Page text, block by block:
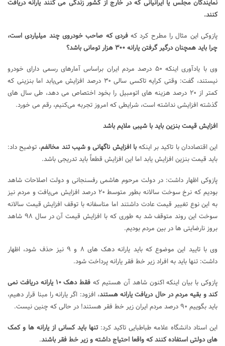
نمایندگان مجلس یا ایرانیانی که در خارج از کشور زندگی می کنند یارانه دریافت
کنند.
پازوکی این مثال را مطرح کرد کهفردی که صاحب خودروی چند میلیاردی است،
چرا باید همچنان درگیر گرفتن یارانه ۳۰۰ هزار تومانی باشد؟
وی با یادآوری اینکه ۵۰ درصد مردم ایران براساس آمارهای رسمی دارای خودرو
نیستند، گفت: وقتی کرایه تاکسی سالی ۳۰ درصد افزایش می‌یابد اما بنزینی که
کمتر از ۲۰ درصد هزینه های اتومبیل را بخود اختصاص می دهد، طی سال های
گذشته افزایشی نداشته است، شرایطی که امروز تجربه می‌کنیم، رقم می خورد.
افزایش قیمت بنزین باید با شیبی ملایم باشد
این اقتصاددان با تاکید بر اینکهبا افزایش ناگهانی و شیب تند مخالفم، توضیح داد:
باید قیمت بنزین افزایش یابد اما این افزایش قطعاً باید تدریجی باشد.
پازوکی اظهار داشت: در دولت مرحوم هاشمی رفسنجانی و دولت اصلاحات شاهد
بودیم که نرخ سوخت سالانه بطور متوسط ۲۰ درصد افزایش می‌یافت و مردم نیز
به این نوع تغییر قیمت عادت داشتند اما متاسفانه با توقف افزایش قیمت سالانه
سوخت این روند متوقف شد به طوری که با افزایش قیمت آن در سال ۹۸ شاهد
بروز نارضایتی ها در بین مردم بودیم.
وی با تایید این موضوع که باید یارانه دهک های ۸ و ۹ نیز حذف شود، اظهار
داشت: تنها باید به افراد زیر خط فقر یارانه پرداخت شود.
پازوکی با بیان اینکه اکنون شاهد آن هستیم که
فقط دهک ۱۰ یارانه دریافت نمی
کند و بقیه مردم در حال دریافت یارانه هستند، افزود: اگر یارانه را مبنا قرار دهیم،
باید بگوییم ۹۰ درصد مردم ایران زیر خط فقر هستند! در حالی که چنین نیست.
این استاد دانشگاه علامه طباطبایی تاکید کرد:تنها باید کسانی از یارانه ها و کمک
های دولتی استفاده کنند که واقعا احتیاج داشته و زیر خط فقر باشند.